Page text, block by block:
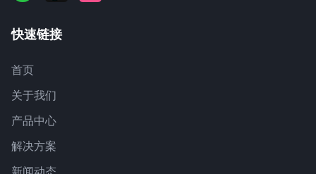
快速链接
首页
关于我们
产品中心
解决方案